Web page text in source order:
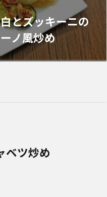
とズッキーニの
ノ風炒め
ベツ炒め